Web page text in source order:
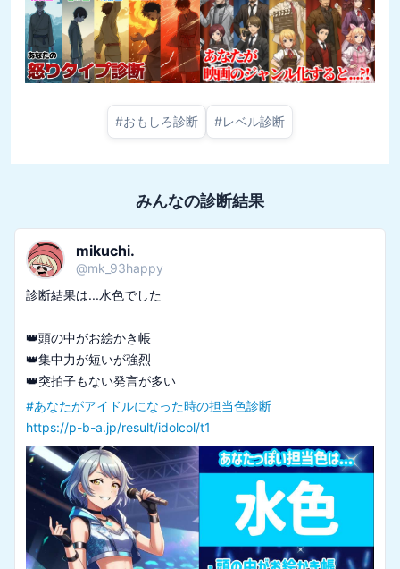
#おもしろ診断 #レベル診断
みんなの診断結果
mikuchi.
@mk_93happy
診断結果は...水色でした
👑頭の中がお絵かき帳
👑集中力が短いが強烈
👑突拍子もない発言が多い
#あなたがアイドルになった時の担当色診断
https://p-b-a.jp/result/idolcol/t1